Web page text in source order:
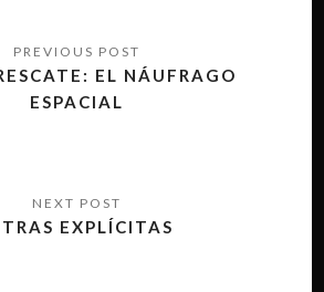
EL NÁUFRAGO
ESPACIAL
EXPLÍCITAS